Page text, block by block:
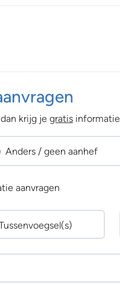
krijg je gratis
Anders / geen aanhef
aanvragen
oegsel(s)